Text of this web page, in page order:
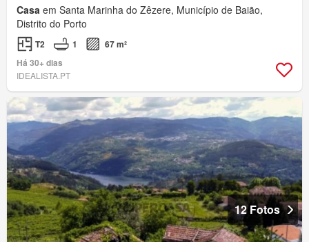
Casa em Santa Marinha do Zêzere, Município de Baião,
Distrito do Porto
T2 1
67 m²
Há 30+ dias
IDEALISTA.PT
12 Fotos